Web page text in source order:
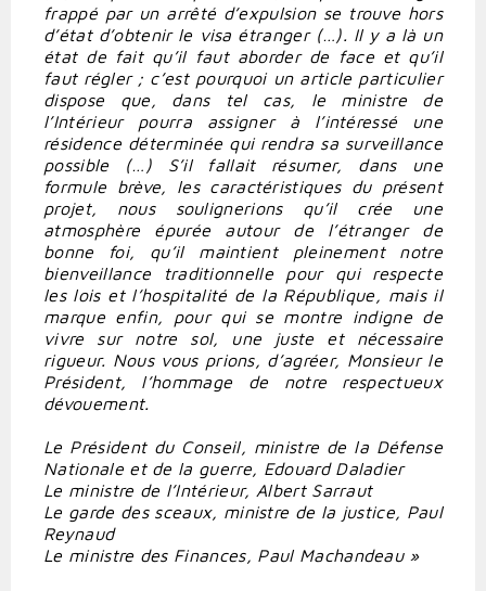
frappé par un arrêté d’expulsion se trouve hors
d’état d’obtenir le visa étranger (…). Il y a là un
état de fait qu’il faut aborder de face et qu’il
faut régler ; c’est pourquoi un article particulier
dispose que, dans tel cas, le ministre de
l’Intérieur pourra assigner à l’intéressé une
résidence déterminée qui rendra sa surveillance
possible (…) S’il fallait résumer, dans une
formule brève, les caractéristiques du présent
projet, nous soulignerions qu’il crée une
atmosphère épurée autour de l’étranger de
bonne foi, qu’il maintient pleinement notre
bienveillance traditionnelle pour qui respecte
les lois et l’hospitalité de la République, mais il
marque enfin, pour qui se montre indigne de
vivre sur notre sol, une juste et nécessaire
rigueur. Nous vous prions, d’agréer, Monsieur le
Président, l’hommage de notre respectueux
dévouement.
Le Président du Conseil, ministre de la Défense
Nationale et de la guerre, Edouard Daladier
Le ministre de l’Intérieur, Albert Sarraut
Le garde des sceaux, ministre de la justice, Paul
Reynaud
Le ministre des Finances, Paul Machandeau »